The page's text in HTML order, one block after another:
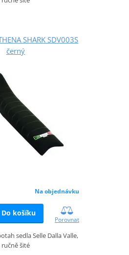
SHARK SDV003S
černý
Na objednávku
Do košíku
Porovnat
sedla Selle Dalla Valle,
ručně šité